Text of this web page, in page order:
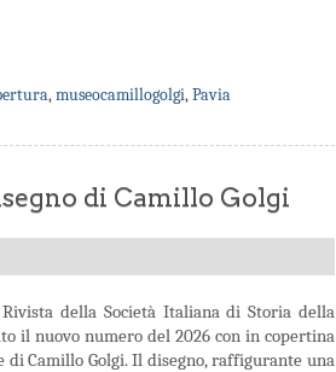
,museocamillogolgi,Pavia
di Camillo Golgi
della Società Italiana di Storia della
il nuovo numero del 2026 con in copertina
di Camillo Golgi. Il disegno, raffigurante una